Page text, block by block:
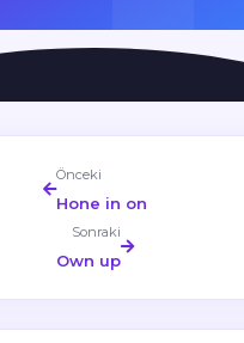
Önceki
Hone in on
Sonraki
Own up